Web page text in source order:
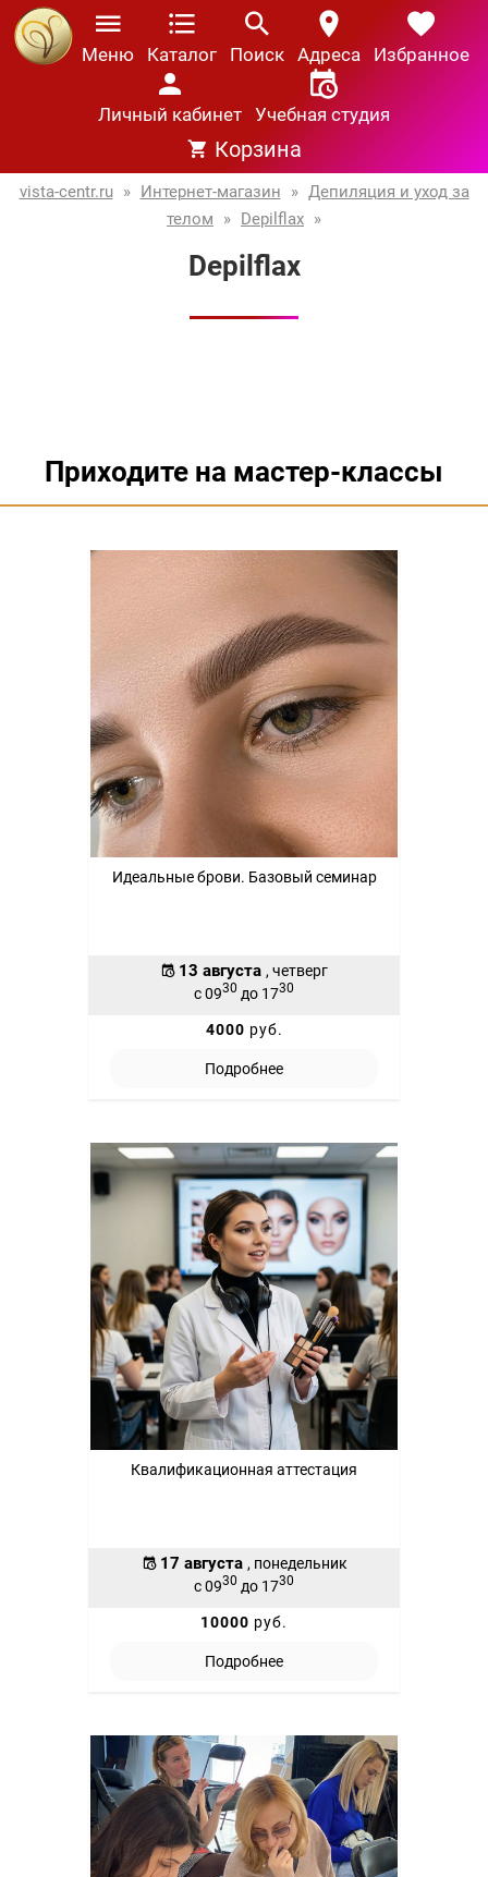
Меню Каталог Поиск Адреса Избранное
Личный кабинет Учебная студия
Корзина
vista-centr.ru » Интернет-магазин » Депиляция и уход за
телом
» Depilflax »
Depilflax
Приходите на мастер-классы
Идеальные брови. Базовый семинар
13 августа , четверг
с 0930 до 1730
4000 руб.
Подробнее
Квалификационная аттестация
17 августа , понедельник
с 0930 до 1730
10000 руб.
Подробнее